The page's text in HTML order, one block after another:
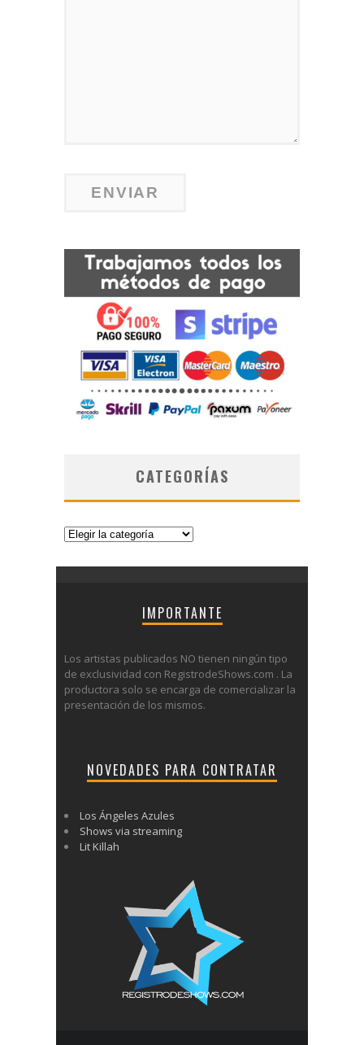
CATEGORÍAS
Categorías
IMPORTANTE
Los artistas publicados NO tienen ningún tipo
de exclusividad con RegistrodeShows.com . La
productora solo se encarga de comercializar la
presentación de los mismos.
NOVEDADES PARA CONTRATAR
Los Ángeles Azules
Shows via streaming
Lit Killah